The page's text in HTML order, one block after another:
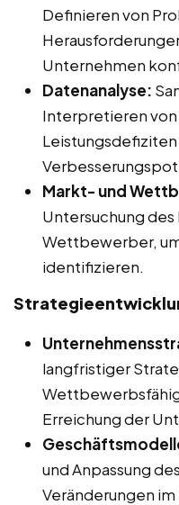
Definieren von
Unternehmen
Datenanalyse:
Interpretieren von
Markt- und
Untersuchung
Wettbewerber,
identifizieren.
langfristiger
Erreichung der
und Anpassung
Veränderungen